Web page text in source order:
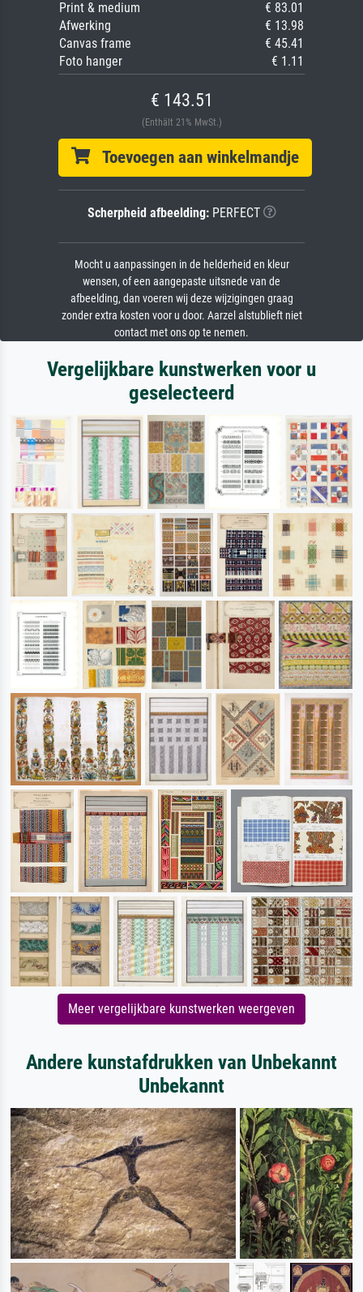
Print & medium
€ 83.01
Afwerking
€ 13.98
Canvas frame
€ 45.41
Foto hanger
€ 1.11
€ 143.51
(Enthält 21% MwSt.)
Toevoegen aan winkelmandje
Scherpheid afbeelding:PERFECT
Mocht u aanpassingen in de helderheid en kleur
wensen, of een aangepaste uitsnede van de
afbeelding, dan voeren wij deze wijzigingen graag
zonder extra kosten voor u door. Aarzel alstublieft niet
contact met ons op te nemen.
Vergelijkbare kunstwerken voor u
geselecteerd
Meer vergelijkbare kunstwerken weergeven
Andere kunstafdrukken van Unbekannt
Unbekannt